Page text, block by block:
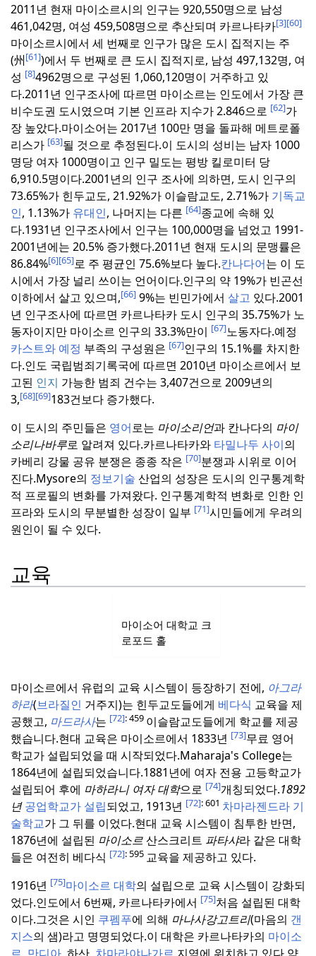
2011년 현재 마이소르시의 인구는 920,550명으로 남성
461,042명, 여성 459,508명으로 추산되며 카르나타카[3][60]
마이소르시에서 세 번째로 인구가 많은 도시 집적지는 주
(州[61])에서 두 번째로 큰 도시 집적지로, 남성 497,132명, 여
성 [8]4962명으로 구성된 1,060,120명이 거주하고 있
다.2011년 인구조사에 따르면 마이소르는 인도에서 가장 큰
비수도권 도시였으며 기본 인프라 지수가 2.846으로 [62]가
장 높았다.마이소어는 2017년 100만 명을 돌파해 메트로폴
리스가 [63]될 것으로 추정된다.이 도시의 성비는 남자 1000
명당 여자 1000명이고 인구 밀도는 평방 킬로미터 당
6,910.5명이다.2001년의 인구 조사에 의하면, 도시 인구의
73.65%가 힌두교도, 21.92%가 이슬람교도, 2.71%가 기독교
인, 1.13%가 유대인, 나머지는 다른 [64]종교에 속해 있
다.1931년 인구조사에서 인구는 100,000명을 넘었고 1991-
2001년에는 20.5% 증가했다.2011년 현재 도시의 문맹률은
86.84%[6][65]로 주 평균인 75.6%보다 높다.칸나다어는 이 도
시에서 가장 널리 쓰이는 언어이다.인구의 약 19%가 빈곤선
이하에서 살고 있으며,[66] 9%는 빈민가에서 살고 있다.2001
년 인구조사에 따르면 카르나타카 도시 인구의 35.75%가 노
동자이지만 마이소르 인구의 33.3%만이 [67]노동자다.예정
카스트와 예정 부족의 구성원은 [67]인구의 15.1%를 차지한
다.인도 국립범죄기록국에 따르면 2010년 마이소르에서 보
고된 인지 가능한 범죄 건수는 3,407건으로 2009년의
3,[68][69]183건보다 증가했다.
이 도시의 주민들은 영어로는 마이소리언과 칸나다의 마이
소리나바루로 알려져 있다.카르나타카와 타밀나두 사이의
카베리 강물 공유 분쟁은 종종 작은 [70]분쟁과 시위로 이어
진다.Mysore의 정보기술 산업의 성장은 도시의 인구통계학
적 프로필의 변화를 가져왔다. 인구통계학적 변화로 인한 인
프라와 도시의 무분별한 성장이 일부 [71]시민들에게 우려의
원인이 될 수 있다.
교육
마이소어 대학교 크
로포드 홀
마이소르에서 유럽의 교육 시스템이 등장하기 전에, 아그라
하라(브라질인 거주지)는 힌두교도들에게 베다식 교육을 제
공했고, 마드라사는 [72]: 459 이슬람교도들에게 학교를 제공
했습니다.현대 교육은 마이소르에서 1833년 [73]무료 영어
학교가 설립되었을 때 시작되었다.Maharaja's College는
1864년에 설립되었습니다.1881년에 여자 전용 고등학교가
설립되어 후에 마하라니 여자 대학으로 [74]개칭되었다.1892
년 공업학교가 설립되었고, 1913년 [72]: 601 차마라젠드라 기
술학교가 그 뒤를 이었다.현대 교육 시스템이 침투한 반면,
1876년에 설립된 마이소르산스크리트 파타샤라 같은 대학
들은 여전히 베다식 [72]: 595 교육을 제공하고 있다.
1916년 [75]마이소르 대학의 설립으로 교육 시스템이 강화되
었다.인도에서 6번째, 카르나타카에서 [75]처음 설립된 대학
이다.그것은 시인 쿠펨푸에 의해 마나사강고트리(마음의 갠
지스의 샘)라고 명명되었다.이 대학은 카르나타카의 마이소